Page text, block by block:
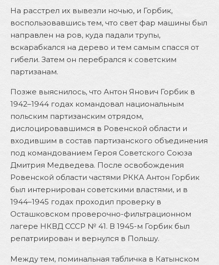
На расстрел их вывезли ночью, и Горбик,
воспользовавшись тем, что свет фар машины был
направлен на ров, куда падали трупы,
вскарабкался на дерево и тем самым спасся от
гибели. Затем он перебрался к советским
партизанам.
Позже выяснилось, что Антон Янович Горбик в
1942–1944 годах командовал национальным
польским партизанским отрядом,
дислоцировавшимся в Ровенской области и
входившим в состав партизанского объединения
под командованием Героя Советского Союза
Дмитрия Медведева. После освобождения
Ровенской области частями РККА Антон Горбик
был интернирован советскими властями, и в
1944–1945 годах проходил проверку в
Осташковском проверочно-фильтрационном
лагере НКВД СССР № 41. В 1945-м Горбик был
репатриирован и вернулся в Польшу.
Между тем, поминальная табличка в Катынском